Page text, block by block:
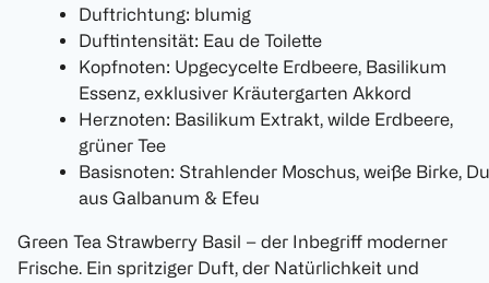
Duftrichtung: blumig
Duftintensität: Eau de Toilette
Kopfnoten: Upgecycelte Erdbeere, Basilikum
Essenz, exklusiver Kräutergarten Akkord
Herznoten: Basilikum Extrakt, wilde Erdbeere,
grüner Tee
Basisnoten: Strahlender Moschus, weiße Birke,
aus Galbanum & Efeu
Green Tea Strawberry Basil – der Inbegriff moderner
Frische. Ein spritziger Duft, der Natürlichkeit und